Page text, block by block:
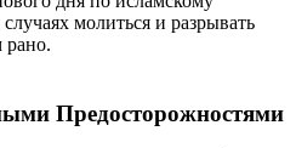
молиться и разрывать
Предосторожностями